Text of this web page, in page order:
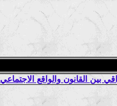
بين القانون والواقع الاجتماعي